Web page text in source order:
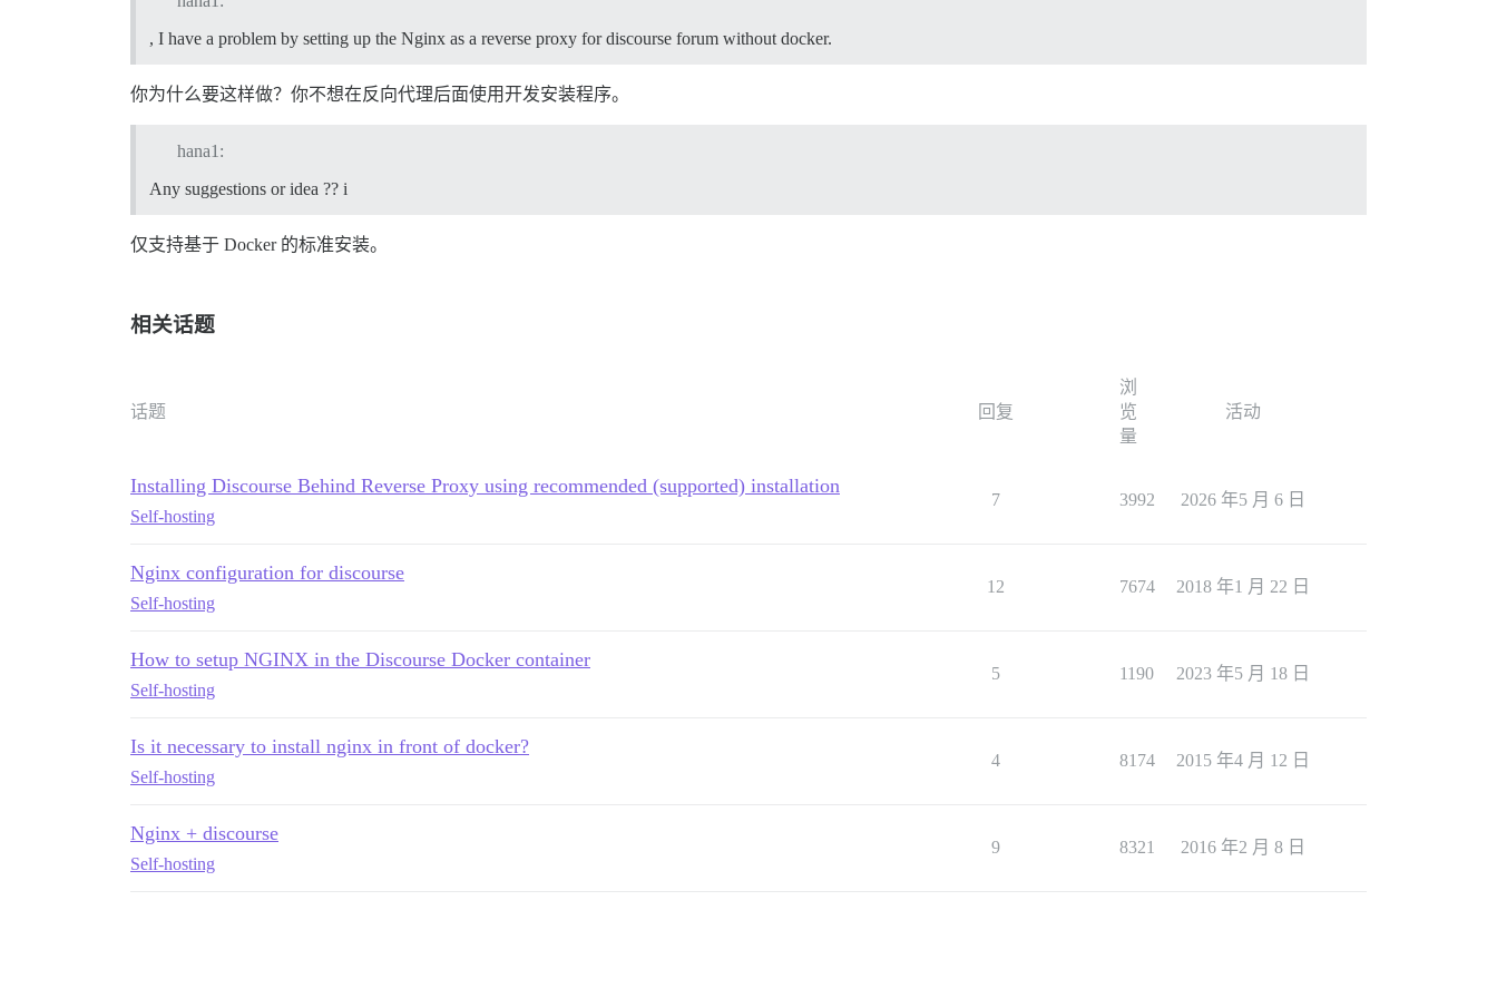
, I have a problem by setting up the Nginx as a reverse proxy for discourse forum without docker.
你为什么要这样做？你不想在反向代理后面使用开发安装程序。
hana1:
Any suggestions or idea ?? i
仅支持基于 Docker 的标准安装。
相关话题
话题 回复
浏
览
量
活动
Installing Discourse Behind Reverse Proxy using recommended (supported) installation
Self-hosting
7 3992 2026 年5 月 6 日
Nginx configuration for discourse
Self-hosting
12 7674 2018 年1 月 22 日
How to setup NGINX in the Discourse Docker container
Self-hosting
5 1190 2023 年5 月 18 日
Is it necessary to install nginx in front of docker?
Self-hosting
4 8174 2015 年4 月 12 日
Nginx + discourse
Self-hosting
9 8321 2016 年2 月 8 日